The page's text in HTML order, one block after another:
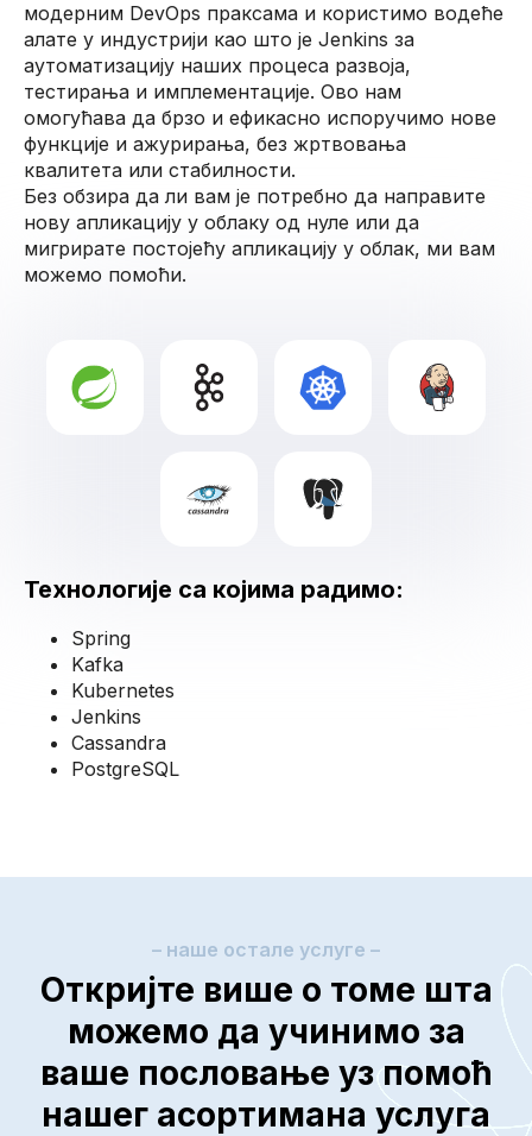
модерним DevOps праксама и користимо водеће
алате у индустрији као што је Jenkins за
аутоматизацију наших процеса развоја,
тестирања и имплементације. Ово нам
омогућава да брзо и ефикасно испоручимо нове
функције и ажурирања, без жртвовања
квалитета или стабилности.
Без обзира да ли вам је потребно да направите
нову апликацију у облаку од нуле или да
мигрирате постојећу апликацију у облак, ми вам
можемо помоћи.
Технологије са којима радимо:
Spring
Kafka
Kubernetes
Jenkins
Cassandra
PostgreSQL
– наше остале услуге –
Откријте више о томе шта
можемо да учинимо за
ваше пословање уз помоћ
нашег асортимана услуга